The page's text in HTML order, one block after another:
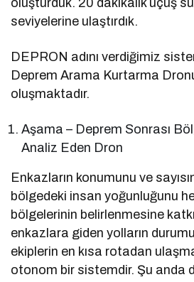
seviyelerine ulaştırdık.
DEPRON adını verdiğimiz
Deprem Arama Kurtarma
oluşmaktadır.
Aşama – Deprem Sonrası
Analiz Eden Dron
Enkazların konumunu ve
bölgedeki insan yoğunluğunu
bölgelerinin belirlenmesine
enkazlara giden yolların
ekiplerin en kısa rotadan
otonom bir sistemdir. Şu anda